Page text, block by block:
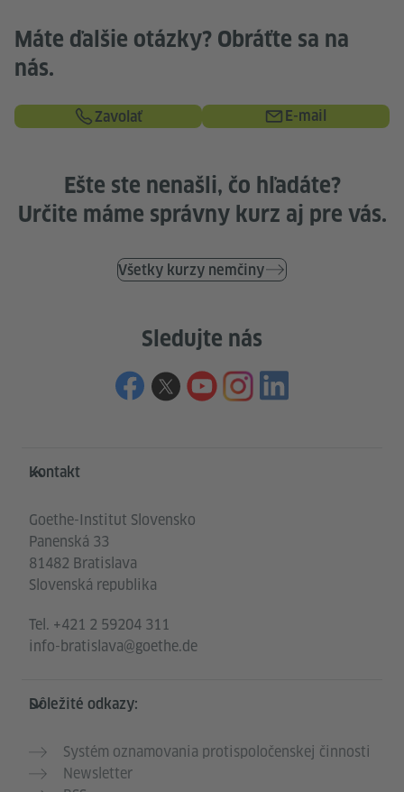
Máte ďalšie otázky? Obráťte sa na
nás.
Zavolať E-mail
Ešte ste nenašli, čo hľadáte?
Určite máme správny kurz aj pre vás.
Všetky kurzy nemčiny
Sledujte nás
Service- und Informationsbereich
Kontakt
Goethe-Institut Slovensko
Panenská 33
81482 Bratislava
Slovenská republika
Tel. +421 2 59204 311
info-bratislava@goethe.de
Dôležité odkazy:
Systém oznamovania protispoločenskej činnosti
Newsletter